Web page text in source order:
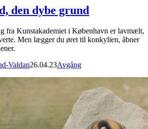
den dybe grund
fra Kunstakademiet i København er lavmælt,
Men lægger du øret til konkylien, åbner
Valdan26.04.23Avgång